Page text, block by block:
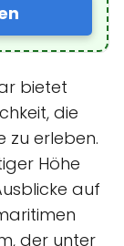
bietet
die
zu erleben.
Höhe
auf
der unter